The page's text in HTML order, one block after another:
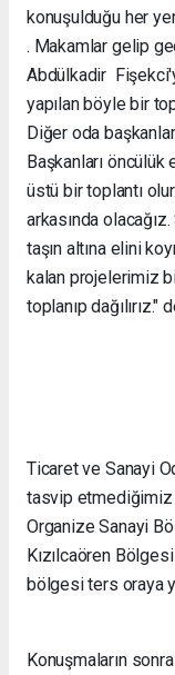
konuşulduğu her
. Makamlar gelip
Abdülkadir
yapılan böyle bir
Diğer oda
Başkanları öncülük
üstü bir toplantı
arkasında
taşın altına elini
kalan projelerimiz
toplanıp dağılırız."
Ticaret ve Sanayi
tasvip
Organize Sanayi
Kızılcaören
bölgesi ters oraya
Konuşmaların